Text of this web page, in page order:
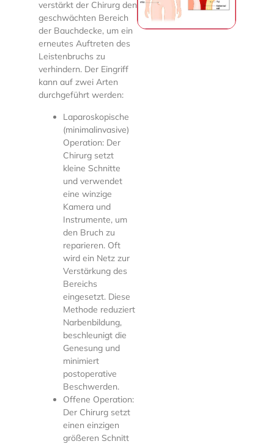
verstärkt der Chirurg den
geschwächten Bereich
der Bauchdecke, um ein
erneutes Auftreten des
Leistenbruchs zu
verhindern. Der Eingriff
kann auf zwei Arten
durchgeführt werden:
Laparoskopische
(minimalinvasive)
Operation: Der
Chirurg setzt
kleine Schnitte
und verwendet
eine winzige
Kamera und
Instrumente, um
den Bruch zu
reparieren. Oft
wird ein Netz zur
Verstärkung des
Bereichs
eingesetzt. Diese
Methode reduziert
Narbenbildung,
beschleunigt die
Genesung und
minimiert
postoperative
Beschwerden.
Offene Operation:
Der Chirurg setzt
einen einzigen
größeren Schnitt